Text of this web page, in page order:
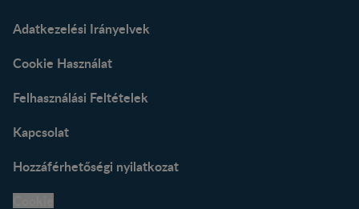
Adatkezelési Irányelvek
Cookie Használat
Felhasználási Feltételek
Kapcsolat
Hozzáférhetőségi nyilatkozat